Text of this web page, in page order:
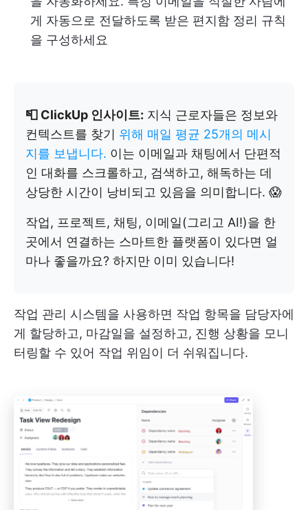
게 자동으로 전달하도록 받은 편지함 정리 규칙
을 구성하세요
📮 ClickUp 인사이트: 지식 근로자들은 정보와
컨텍스트를 찾기 위해 매일 평균 25개의 메시
지를 보냅니다. 이는 이메일과 채팅에서 단편적
인 대화를 스크롤하고, 검색하고, 해독하는 데
상당한 시간이 낭비되고 있음을 의미합니다. 😱
작업, 프로젝트, 채팅, 이메일(그리고 AI!)을 한
곳에서 연결하는 스마트한 플랫폼이 있다면 얼
마나 좋을까요? 하지만 이미 있습니다!
작업 관리 시스템을 사용하면 작업 항목을 담당자에
게 할당하고, 마감일을 설정하고, 진행 상황을 모니
터링할 수 있어 작업 위임이 더 쉬워집니다.